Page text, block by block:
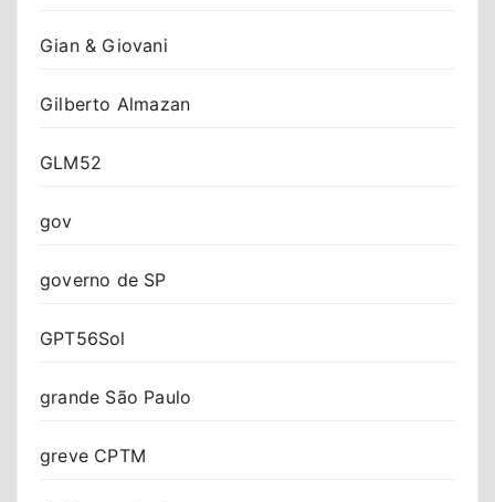
Gian & Giovani
Gilberto Almazan
GLM52
gov
governo de SP
GPT56Sol
grande São Paulo
greve CPTM